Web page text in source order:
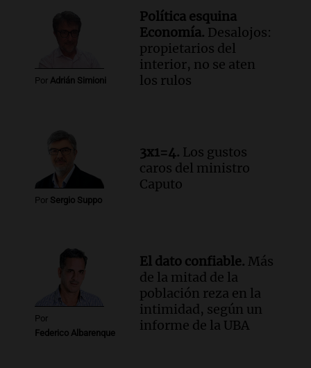
Estiman que la inflación nacional
de julio será menor al 2,9% registrado
en CABA
Una mañana para todos
Episodios
Una mañana para todos
Episodios
Audio.Chile planteó mejorar la
conectividad fronteriza, aérea y digital
con Jujuy
Por Adrián Simioni
Política esquina
Economía. Desalojos:
propietarios del
interior, no se aten
los rulos
Por Sergio Suppo
3x1=4. Los gustos
caros del ministro
Caputo
Por
Federico Albarenque
El dato confiable. Más
de la mitad de la
población reza en la
intimidad, según un
informe de la UBA